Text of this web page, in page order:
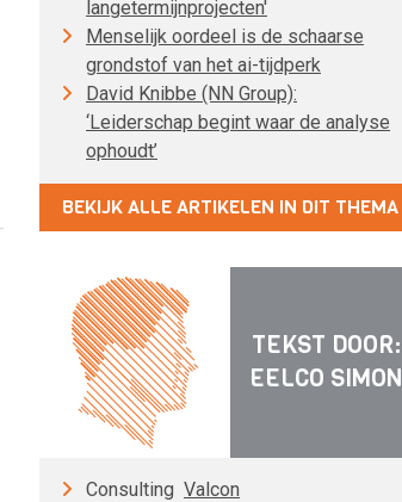
langetermijnprojecten'
Menselijk oordeel is de schaarse
grondstof van het ai-tijdperk
David Knibbe (NN Group):
‘Leiderschap begint waar de analyse
ophoudt’
BEKIJK ALLE ARTIKELEN IN DIT THEMA
TEKST DOOR:
EELCO SIMON
Consulting Valcon